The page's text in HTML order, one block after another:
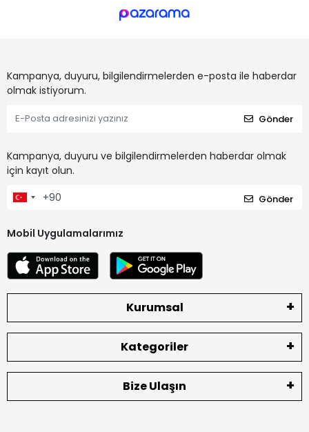
Kampanya, duyuru, bilgilendirmelerden e-posta ile haberdar
olmak istiyorum.
Gönder
Kampanya, duyuru ve bilgilendirmelerden haberdar olmak
için kayıt olun.
Gönder
Mobil Uygulamalarımız
Kurumsal
Kategoriler
Bize Ulaşın